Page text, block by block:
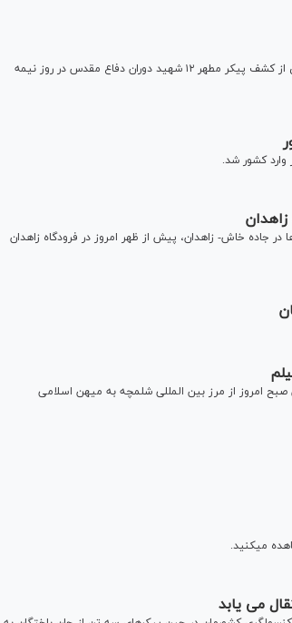
روابط عمومی کمیته جستجوی مفقودین ستاد کل نیرو‌های مسلح در اطلاعیه‌ای از کشف پیکر مطهر ۱۲ شهید دوران دفاع مقدس در روز نیمه
جاده خاش- زاهدان، پیش از ظهر امروز در فرودگاه زاهدان
دوران دفاع مقدس صبح امروز از مرز بین المللی شلمچه به میهن اسلامی
میکنید.